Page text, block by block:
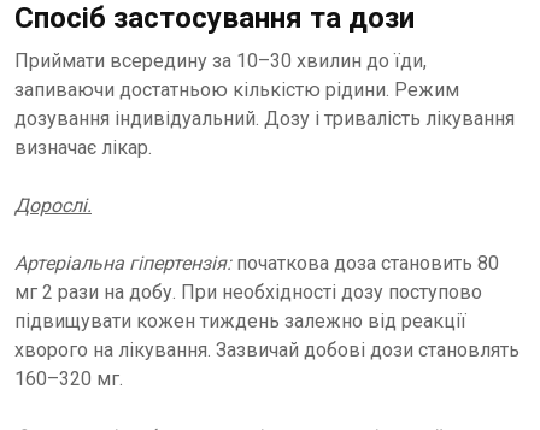
Спосіб застосування та дози
Приймати всередину за 10–30 хвилин до їди,
запиваючи достатньою кількістю рідини. Режим
дозування індивідуальний. Дозу і тривалість лікування
визначає лікар.
Дорослі.
Артеріальна гіпертензія:початкова доза становить 80
мг 2 рази на добу. При необхідності дозу поступово
підвищувати кожен тиждень залежно від реакції
хворого на лікування. Зазвичай добові дози становлять
160–320 мг.